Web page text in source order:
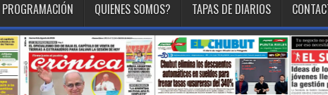
PROGRAMACIÓN QUIENES SOMOS? TAPAS DE DIARIOS